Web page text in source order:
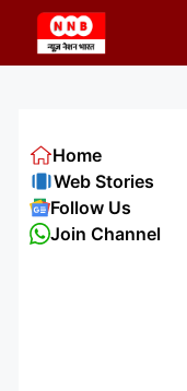
content
Home
Web Stories
Follow Us
Join Channel